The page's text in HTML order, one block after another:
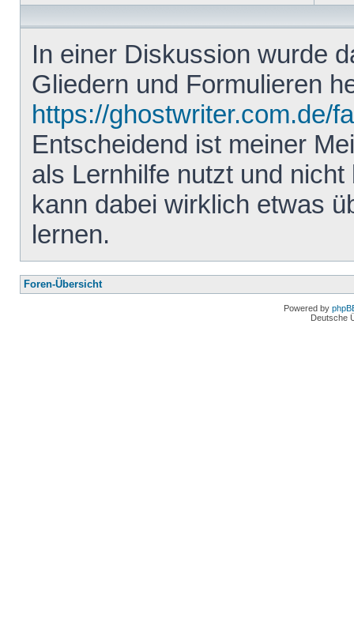
In einer Diskussion wurde
Gliedern und Formulieren
https://ghostwriter.com.de/
Entscheidend ist meiner
als Lernhilfe nutzt und
kann dabei wirklich etwas
lernen.
Foren-Übersicht
Powered by
Deutsche